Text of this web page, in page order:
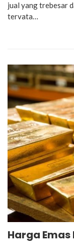
jual yang trebesar
tervata…
Harga